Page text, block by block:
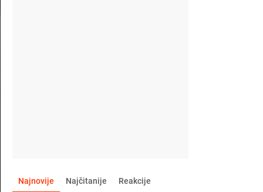
Najnovije Najčitanije Reakcije